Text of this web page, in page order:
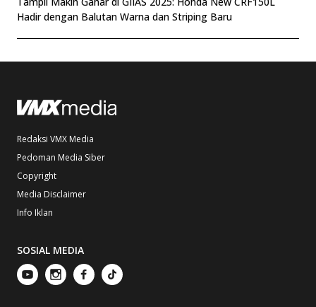
Hadir dengan Balutan Warna dan Striping Baru
Redaksi VMX Media
Pedoman Media Siber
Copyright
Media Disclaimer
Info Iklan
SOSIAL MEDIA